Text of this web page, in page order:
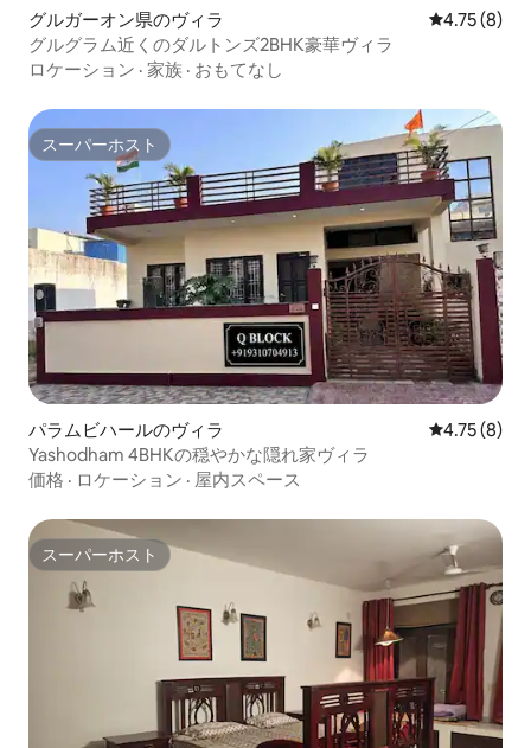
グルガーオン県のヴィラ レビュー8
4.75 (8)
グルグラム近くのダルトンズ2BHK豪華ヴィラ
ロケーション · 家族 · おもてなし
スーパーホスト
スーパーホスト
パラムビハールのヴィラ レビュー8
4.75 (8)
Yashodham 4BHKの穏やかな隠れ家ヴィラ
価格 · ロケーション · 屋内スペース
スーパーホスト
スーパーホスト